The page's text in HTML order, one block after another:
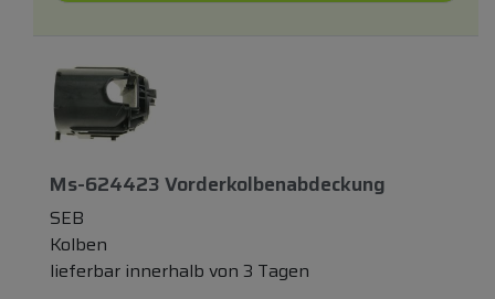
Ms-624423 Vorderkolbenabdeckung
SEB
Kolben
lieferbar innerhalb von 3 Tagen